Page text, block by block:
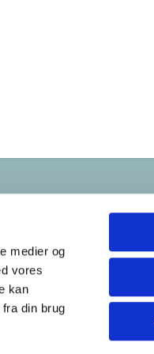
medier og
vores
kan
din brug